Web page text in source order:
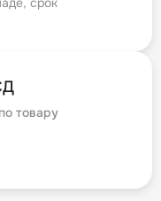
товару